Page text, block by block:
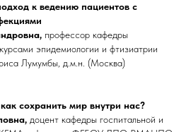
к ведению пациентов с
профессор кафедры
эпидемиологии и фтизиатрии
Лумумбы, д.м.н. (Москва)
сохранить мир внутри нас?
доцент кафедры госпитальной и